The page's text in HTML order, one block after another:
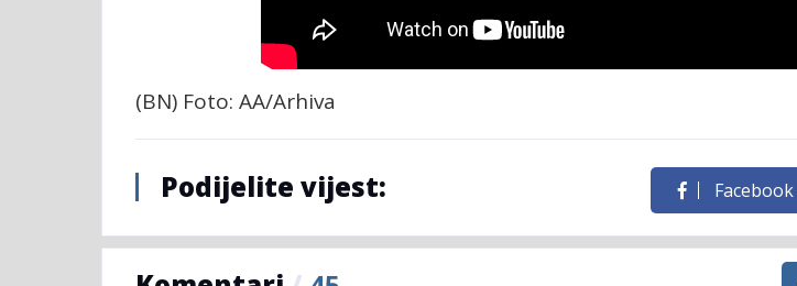
(BN) Foto: AA/Arhiva
Podijelite vijest: Facebook